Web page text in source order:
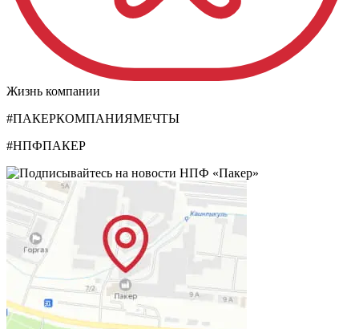
Жизнь компании
#ПАКЕРКОМПАНИЯМЕЧТЫ
#НПФПАКЕР